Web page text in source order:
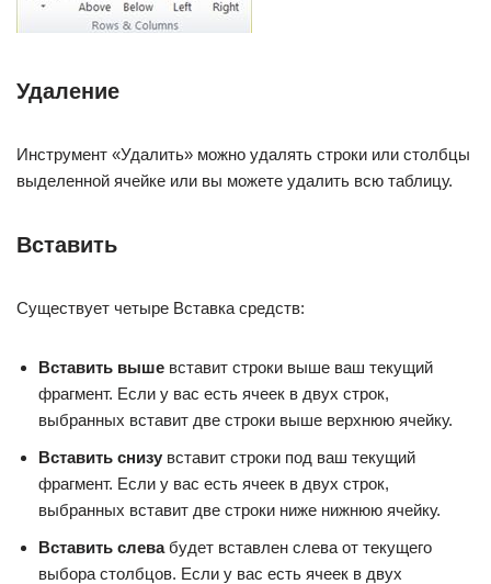
Удаление
Инструмент «Удалить» можно удалять строки или столбцы
выделенной ячейке или вы можете удалить всю таблицу.
Вставить
Существует четыре Вставка средств:
Вставить выше вставит строки выше ваш текущий
фрагмент. Если у вас есть ячеек в двух строк,
выбранных вставит две строки выше верхнюю ячейку.
Вставить снизу вставит строки под ваш текущий
фрагмент. Если у вас есть ячеек в двух строк,
выбранных вставит две строки ниже нижнюю ячейку.
Вставить слевабудет вставлен слева от текущего
выбора столбцов. Если у вас есть ячеек в двух